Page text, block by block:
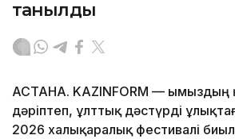
танылды
АСТАНА. KAZINFORM — Қымыздың
дәріптеп, ұлттық дәстүрді
2026 халықаралық фестивалі